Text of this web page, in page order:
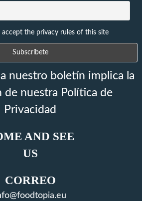
the privacy rules of this site
nuestro boletín implica la
de nuestra Política de
Privacidad
AND SEE
US
CORREO